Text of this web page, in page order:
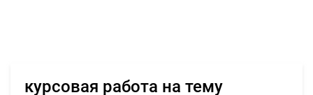
курсовая работа на тему